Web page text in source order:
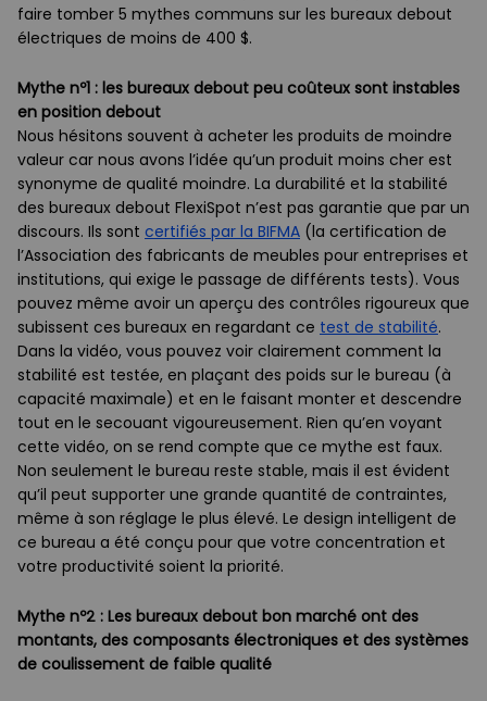
faire tomber 5 mythes communs sur les bureaux debout
électriques de moins de 400 $.
Mythe nº1 : les bureaux debout peu coûteux sont instables
en position debout
Nous hésitons souvent à acheter les produits de moindre
valeur car nous avons l’idée qu’un produit moins cher est
synonyme de qualité moindre. La durabilité et la stabilité
des bureaux debout FlexiSpot n’est pas garantie que par un
discours. Ils sont certifiés par la BIFMA (la certification de
l’Association des fabricants de meubles pour entreprises et
institutions, qui exige le passage de différents tests). Vous
pouvez même avoir un aperçu des contrôles rigoureux que
subissent ces bureaux en regardant ce test de stabilité.
Dans la vidéo, vous pouvez voir clairement comment la
stabilité est testée, en plaçant des poids sur le bureau (à
capacité maximale) et en le faisant monter et descendre
tout en le secouant vigoureusement. Rien qu’en voyant
cette vidéo, on se rend compte que ce mythe est faux.
Non seulement le bureau reste stable, mais il est évident
qu’il peut supporter une grande quantité de contraintes,
même à son réglage le plus élevé. Le design intelligent de
ce bureau a été conçu pour que votre concentration et
votre productivité soient la priorité.
Mythe nº2 : Les bureaux debout bon marché ont des
montants, des composants électroniques et des systèmes
de coulissement de faible qualité